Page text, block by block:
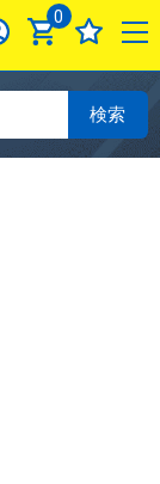
0
検索